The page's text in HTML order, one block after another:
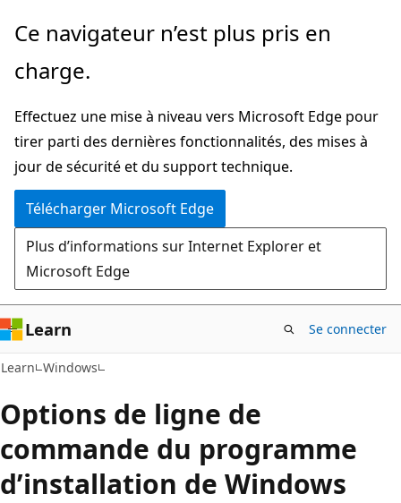
Passer
directement
au
principal
Ce navigateur n’est plus pris en
charge.
Effectuez une mise à niveau vers Microsoft Edge pour
tirer parti des dernières fonctionnalités, des mises à
jour de sécurité et du support technique.
Télécharger Microsoft Edge
Plus d’informations sur Internet Explorer et
Microsoft Edge
Learn Se connecter
Learn Windows
Options de ligne de
commande du programme
d’installation de Windows